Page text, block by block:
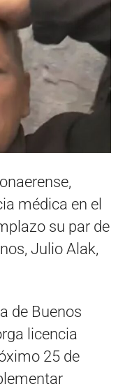
médica en el
su par de
Julio Alak,
de Buenos
licencia
25 de